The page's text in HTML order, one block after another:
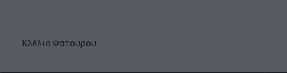
Κλέλια Φατούρου